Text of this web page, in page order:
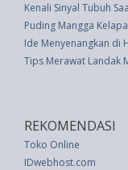
Kenali Sinyal Tubuh
Puding Mangga
Ide Menyenangkan di
Tips Merawat Landak
REKOMENDASI
Toko Online
IDwebhost.com